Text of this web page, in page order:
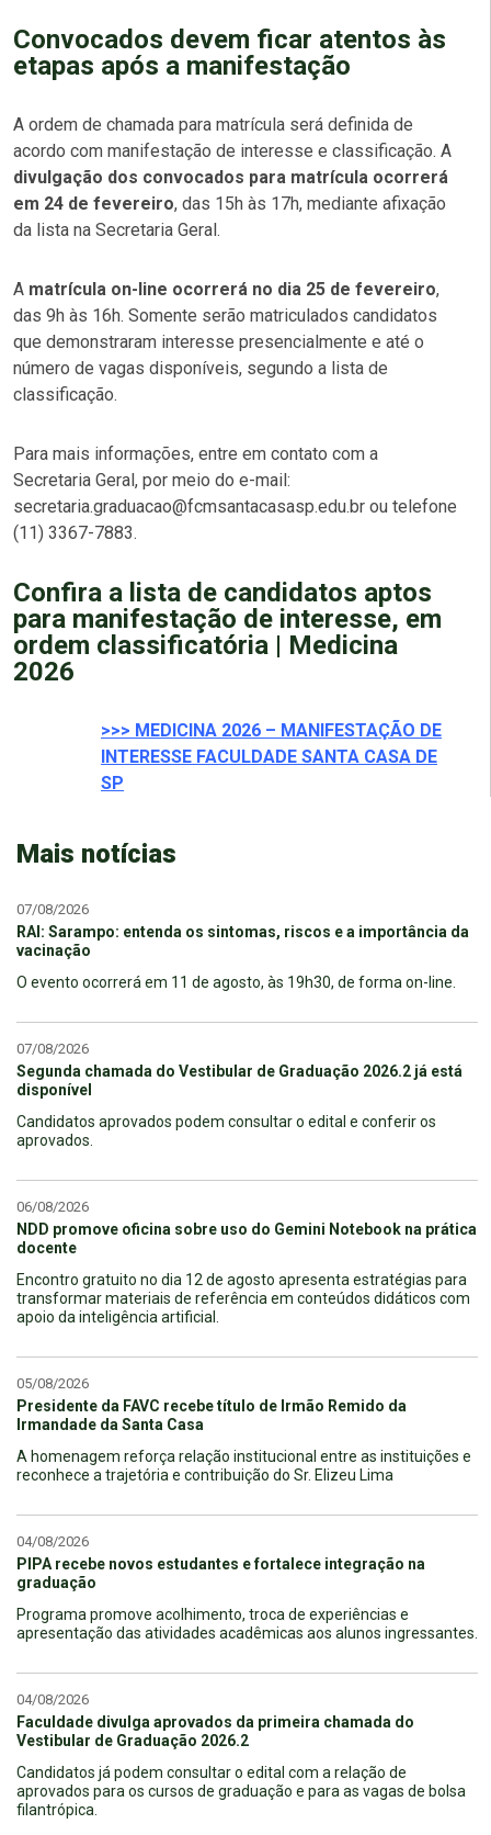
Convocados devem ficar atentos às
etapas após a manifestação
A ordem de chamada para matrícula será definida de
acordo com manifestação de interesse e classificação. A
divulgação dos convocados para matrícula ocorrerá
em 24 de fevereiro, das 15h às 17h, mediante afixação
da lista na Secretaria Geral.
A matrícula on-line ocorrerá no dia 25 de fevereiro,
das 9h às 16h. Somente serão matriculados candidatos
que demonstraram interesse presencialmente e até o
número de vagas disponíveis, segundo a lista de
classificação.
Para mais informações, entre em contato com a
Secretaria Geral, por meio do e-mail:
secretaria.graduacao@fcmsantacasasp.edu.br ou telefone
(11) 3367-7883.
Confira a lista de candidatos aptos
para manifestação de interesse, em
ordem classificatória | Medicina
2026
>>> MEDICINA 2026 – MANIFESTAÇÃO DE
INTERESSE FACULDADE SANTA CASA DE
SP
Mais notícias
07/08/2026
RAI: Sarampo: entenda os sintomas, riscos e a importância da
vacinação
O evento ocorrerá em 11 de agosto, às 19h30, de forma on-line.
07/08/2026
Segunda chamada do Vestibular de Graduação 2026.2 já está
disponível
Candidatos aprovados podem consultar o edital e conferir os
aprovados.
06/08/2026
NDD promove oficina sobre uso do Gemini Notebook na prática
docente
Encontro gratuito no dia 12 de agosto apresenta estratégias para
transformar materiais de referência em conteúdos didáticos com
apoio da inteligência artificial.
05/08/2026
Presidente da FAVC recebe título de Irmão Remido da
Irmandade da Santa Casa
A homenagem reforça relação institucional entre as instituições e
reconhece a trajetória e contribuição do Sr. Elizeu Lima
04/08/2026
PIPA recebe novos estudantes e fortalece integração na
graduação
Programa promove acolhimento, troca de experiências e
apresentação das atividades acadêmicas aos alunos ingressantes.
04/08/2026
Faculdade divulga aprovados da primeira chamada do
Vestibular de Graduação 2026.2
Candidatos já podem consultar o edital com a relação de
aprovados para os cursos de graduação e para as vagas de bolsa
filantrópica.